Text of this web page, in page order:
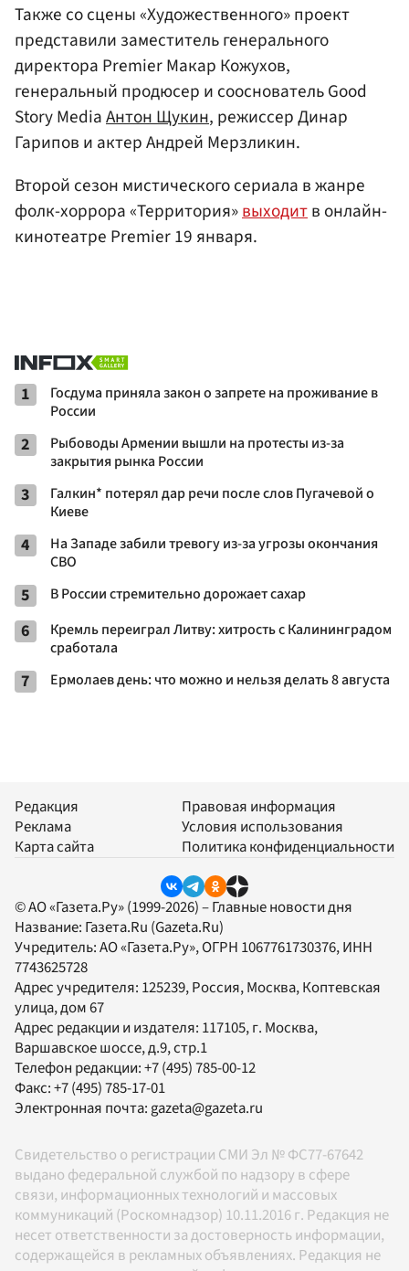
Также со сцены «Художественного» проект
представили заместитель генерального
директора Premier Макар Кожухов,
генеральный продюсер и сооснователь Good
Story MediaАнтон Щукин, режиссер Динар
Гарипов и актер Андрей Мерзликин.
Второй сезон мистического сериала в жанре
фолк-хоррора «Территория»выходитв онлайн-
кинотеатре Premier 19 января.
1
Госдума приняла закон о запрете на проживание в
России
2
Рыбоводы Армении вышли на протесты из-за
закрытия рынка России
3
Галкин* потерял дар речи после слов Пугачевой о
Киеве
4
На Западе забили тревогу из-за угрозы окончания
СВО
5 В России стремительно дорожает сахар
6
Кремль переиграл Литву: хитрость с Калининградом
сработала
7 Ермолаев день: что можно и нельзя делать 8 августа
Редакция
Реклама
Карта сайта
Правовая информация
Условия использования
Политика конфиденциальности
© АО «Газета.Ру» (1999-2026) – Главные новости дня
Название: Газета.Ru (Gazeta.Ru)
Учредитель:АО «Газета.Ру», ОГРН 1067761730376, ИНН
7743625728
Адрес учредителя: 125239, Россия, Москва, Коптевская
улица, дом 67
Адрес редакции и издателя: 117105, г. Москва,
Варшавское шоссе, д.9, стр.1
Телефон редакции:+7 (495) 785-00-12
Факс:+7 (495) 785-17-01
Электронная почта:gazeta@gazeta.ru
Свидетельство о регистрации СМИ Эл № ФС77-67642
выдано федеральной службой по надзору в сфере
связи, информационных технологий и массовых
коммуникаций (Роскомнадзор) 10.11.2016 г. Редакция не
несет ответственности за достоверность информации,
содержащейся в рекламных объявлениях. Редакция не